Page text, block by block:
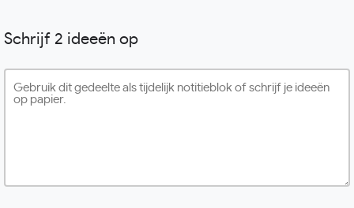
Schrijf 2 ideeën op